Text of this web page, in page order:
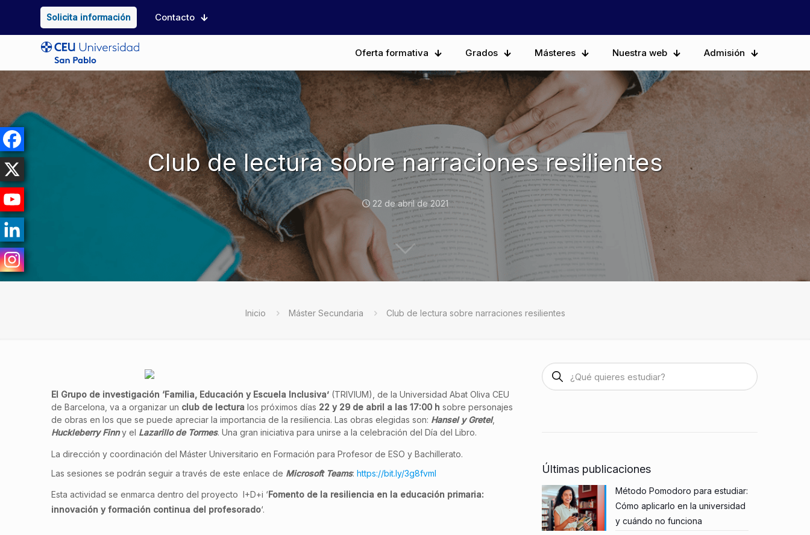
Solicita información Contacto
Oferta formativa Grados Másteres Nuestra web Admisión
Club de lectura sobre narraciones resilientes
22 de abril de 2021
Inicio Máster Secundaria Club de lectura sobre narraciones resilientes
El Grupo de investigación ‘Familia, Educación y Escuela Inclusiva’ (TRIVIUM), de la Universidad Abat Oliva CEU
de Barcelona, va a organizar un club de lectura los próximos días 22 y 29 de abril a las 17:00 hsobre personajes
de obras en los que se puede apreciar la importancia de la resiliencia. Las obras elegidas son: Hansel y Gretel,
Huckleberry Finn y el Lazarillo de Tormes. Una gran iniciativa para unirse a la celebración del Día del Libro.
La dirección y coordinación del Máster Universitario en Formación para Profesor de ESO y Bachillerato.
Las sesiones se podrán seguir a través de este enlace de Microsoft Teams:https://bit.ly/3g8fvmI
Esta actividad se enmarca dentro del proyecto I+D+i ‘Fomento de la resiliencia en la educación primaria:
innovación y formación continua del profesorado‘.
Últimas publicaciones
Método Pomodoro para estudiar:
Cómo aplicarlo en la universidad
y cuándo no funciona